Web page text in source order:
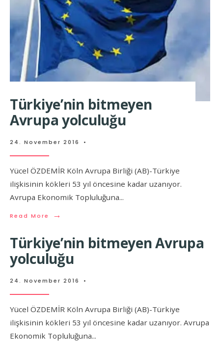
Türkiye’nin bitmeyen
Avrupa yolculuğu
24. November 2016 •
Yücel ÖZDEMİR Köln Avrupa Birliği (AB)-Türkiye
ilişkisinin kökleri 53 yıl öncesine kadar uzanıyor.
Avrupa Ekonomik Topluluğuna...
Read More →
Türkiye’nin bitmeyen Avrupa
yolculuğu
24. November 2016 •
Yücel ÖZDEMİR Köln Avrupa Birliği (AB)-Türkiye
ilişkisinin kökleri 53 yıl öncesine kadar uzanıyor. Avrupa
Ekonomik Topluluğuna...